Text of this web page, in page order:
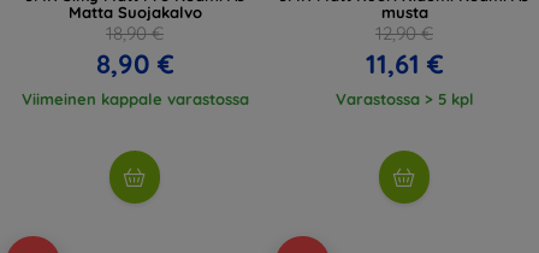
Matta Suojakalvo
18,90 €
8,90 €
Viimeinen kappale varastossa
musta
12,90 €
11,61 €
Varastossa > 5 kpl